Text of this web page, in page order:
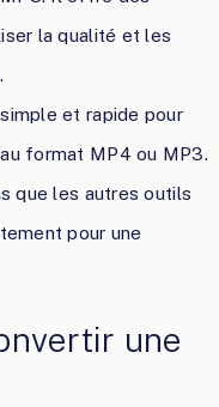
la qualité et les
et rapide pour
format MP4 ou MP3.
que les autres outils
pour une
une